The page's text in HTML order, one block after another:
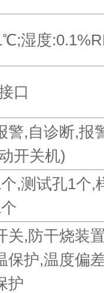
湿度
口
警,自诊断,报
开关机)
,测试孔1个,
关,防干烧装
保护,温度偏
护